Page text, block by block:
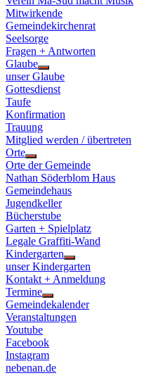
Mitwirkende
Gemeindekirchenrat
Seelsorge
Fragen + Antworten
Glaube
Show
sub
menu
unser Glaube
Gottesdienst
Taufe
Konfirmation
Trauung
Mitglied werden / übertreten
Orte
Show
sub
menu
Orte der Gemeinde
Nathan Söderblom Haus
Gemeindehaus
Jugendkeller
Bücherstube
Garten + Spielplatz
Legale Graffiti-Wand
Kindergarten
Show
sub
menu
unser Kindergarten
Kontakt + Anmeldung
Termine
Show
sub
menu
Gemeindekalender
Veranstaltungen
Youtube
Facebook
Instagram
nebenan.de